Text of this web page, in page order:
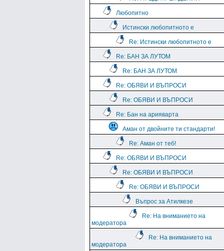
Любопитно
Истински любопитното е
Re: Истински любопитното е
Re: БАН ЗА ЛУТОМ
Re: БАН ЗА ЛУТОМ
Re: ОБЯВИ И ВЪПРОСИ
Re: ОБЯВИ И ВЪПРОСИ
Re: Бан на арияварта
Аман от двойните ти стандарти!
Re: Аман от теб!
Re: ОБЯВИ И ВЪПРОСИ
Re: ОБЯВИ И ВЪПРОСИ
Re: ОБЯВИ И ВЪПРОСИ
Въпрос за Атилкезе
Re: На вниманието на
модератора
Re: На вниманието на
модератора